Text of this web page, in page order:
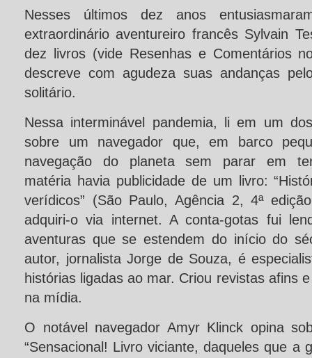
Nesses últimos dez anos
extraordinário aventureiro francês Sylvain
dez livros (vide Resenhas e Comentários
descreve com agudeza suas andanças
solitário.
Nessa interminável pandemia, li em um
sobre um navegador que, em barco
navegação do planeta sem parar em
matéria havia publicidade de um livro:
verídicos” (São Paulo, Agência 2, 4ª
adquiri-o via internet. A conta-gotas fui
aventuras que se estendem do início do
autor, jornalista Jorge de Souza, é
histórias ligadas ao mar. Criou revistas afins
na mídia.
O notável navegador Amyr Klinck opina
“Sensacional! Livro viciante, daqueles que a